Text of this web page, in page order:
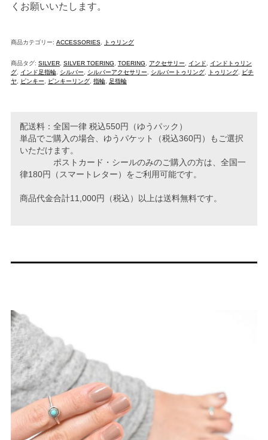
くお願いいたします。
商品カテゴリー: ACCESSORIES, トゥリング
商品タグ: SILVER, SILVER TOERING TOERING アクセサリー インド
インドトゥリン
グ, インド足指輪, シルバー シルバーアクセサリー シルバートゥリング, トゥリング,
ビチ
ヤ
ピンキー ピンキーリング, 指輪, 足指輪
配送料：全国一律 税込550円（ゆうパック）
単品でご購入の場合、ゆうパケット（税込360円）もご選択
いただけます。
ポストカード・シールのみのご購入の方は、全国一
律180円（スマートレター）をご利用可能です。
商品代金合計11,000円（税込）以上は送料無料です。